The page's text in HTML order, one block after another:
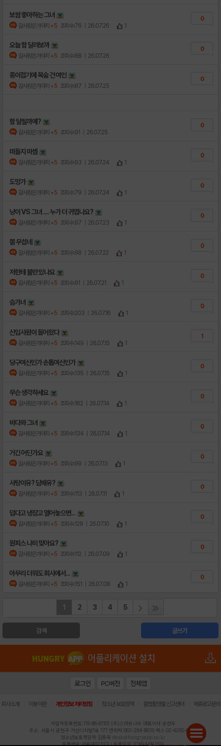
보쌈 좋아하는 그녀
갈사람은가야지 +5 조회수:76 | 26.07.26 1
0
오늘 함 달려보까
갈사람은가야지 +5 조회수:88 | 26.07.26
0
종이접기에 목숨 건 여인
갈사람은가야지 +5 조회수:87 | 26.07.25
0
함 달릴까예?
갈사람은가야지 +5 조회수:91 | 26.07.25
0
떠들지 마셈
갈사람은가야지 +5 조회수:93 | 26.07.24 1
0
도망가
갈사람은가야지 +5 조회수:79 | 26.07.24 1
0
냥이 VS 그녀 .... 누가 더 귀엽나요?
갈사람은가야지 +5 조회수:97 | 26.07.23 1
0
쫌 무섭네
갈사람은가야지 +5 조회수:98 | 26.07.22 1
0
저한테 불만 있나요
갈사람은가야지 +5 조회수:91 | 26.07.21 1
0
슴가녀
갈사람은가야지 +5 조회수:203 | 26.07.16 1
0
신입사원이 들어왔다
갈사람은가야지 +5 조회수:149 | 26.07.15 1
1
당구여신인가 손톱여신인가
갈사람은가야지 +5 조회수:135 | 26.07.15 1
0
무슨 생각하세요
갈사람은가야지 +5 조회수:162 | 26.07.14 1
0
바다와 그녀
갈사람은가야지 +5 조회수:134 | 26.07.14 1
0
거긴 어딘가요
갈사람은가야지 +5 조회수:99 | 26.07.13 1
0
사탕이유? 담배유?
갈사람은가야지 +5 조회수:113 | 26.07.11 1
0
덥다고 냉장고 열어놓으면...
갈사람은가야지 +5 조회수:129 | 26.07.10 1
0
원피스 나미 맞아요?
갈사람은가야지 +5 조회수:112 | 26.07.09 1
0
아무리 더워도 회사에서...
갈사람은가야지 +5 조회수:151 | 26.07.08 1
0
1 2 3 4 5
검색 글쓰기
로그인 PC버전 전체앱
회사소개 이용약관 개인정보 처리방침 청소년 보호정책 불법촬영물 신고센터 제휴광고문의
사업자등록번호:119-86-61101 (주)스마트나우 대표이사:송현두
주소: 서울시 금천구 가산디지털1로 171 연락처:063-284-8635 팩스:02-6265-0377
청소년보호책임자:김동욱 desk@hungryapp.co.kr
등록번호:서울아02322 | 등록일자:2016년4월25일